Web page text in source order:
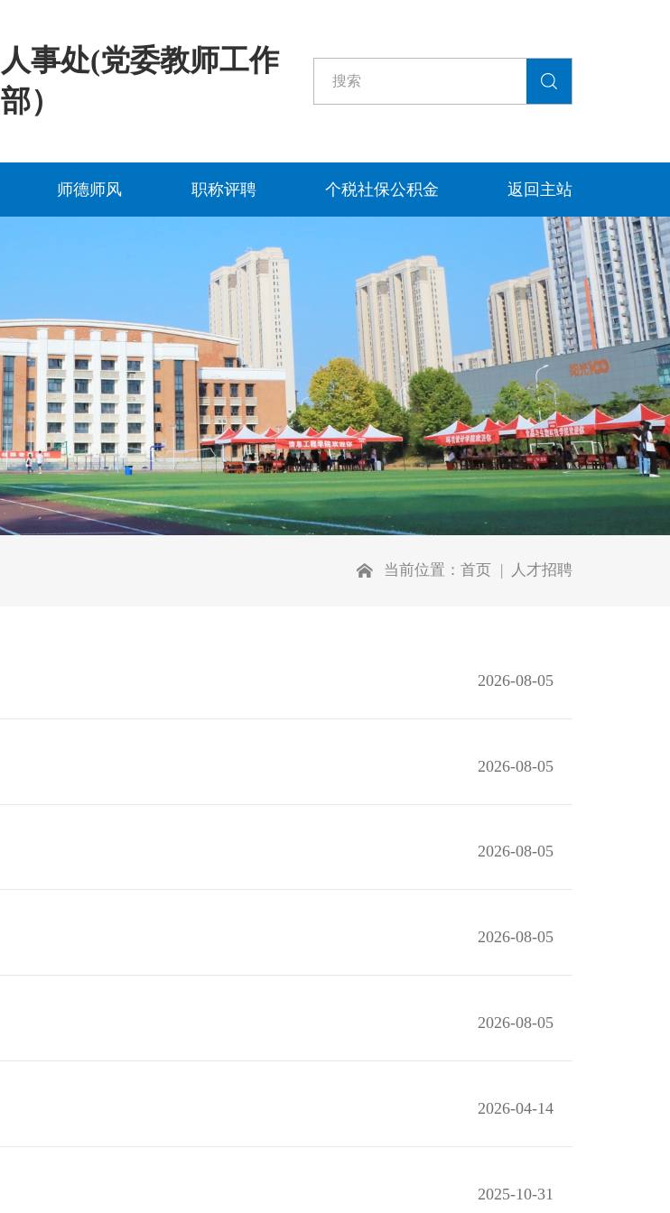
人事处(党委教师工作
部）
师德师风 职称评聘 个税社保公积金 返回主站
当前位置： 首页 人才招聘
2026-08-05
2026-08-05
2026-08-05
2026-08-05
2026-08-05
2026-04-14
2025-10-31